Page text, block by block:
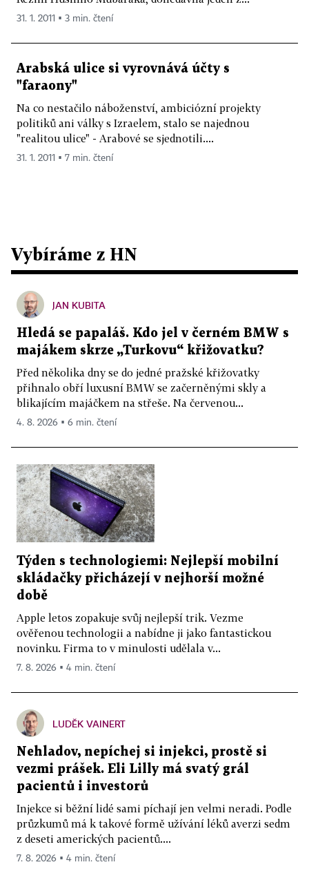
31. 1. 2011 ▪ 3 min. čtení
Arabská ulice si vyrovnává účty s
"faraony"
Na co nestačilo náboženství, ambiciózní projekty
politiků ani války s Izraelem, stalo se najednou
"realitou ulice" - Arabové se sjednotili....
31. 1. 2011 ▪ 7 min. čtení
Vybíráme z HN
JAN KUBITA
Hledá se papaláš. Kdo jel v černém BMW s
majákem skrze „Turkovu“ křižovatku?
Před několika dny se do jedné pražské křižovatky
přihnalo obří luxusní BMW se začerněnými skly a
blikajícím majáčkem na střeše. Na červenou...
4. 8. 2026 ▪ 6 min. čtení
Týden s technologiemi: Nejlepší mobilní
skládačky přicházejí v nejhorší možné
době
Apple letos zopakuje svůj nejlepší trik. Vezme
ověřenou technologii a nabídne ji jako fantastickou
novinku. Firma to v minulosti udělala v...
7. 8. 2026 ▪ 4 min. čtení
LUDĚK VAINERT
Nehladov, nepíchej si injekci, prostě si
vezmi prášek. Eli Lilly má svatý grál
pacientů i investorů
Injekce si běžní lidé sami píchají jen velmi neradi. Podle
průzkumů má k takové formě užívání léků averzi sedm
z deseti amerických pacientů....
7. 8. 2026 ▪ 4 min. čtení